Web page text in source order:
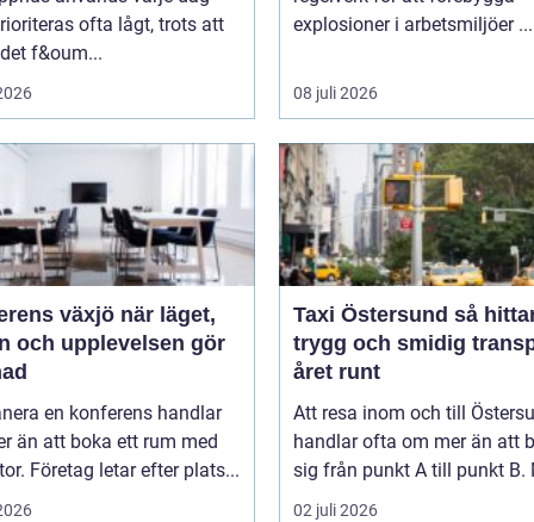
ofta lågt, trots att
f&oum...
explosioner i arbetsmiljöer ...
08 juli 2026
växjö när läget,
och upplevelsen gör
en konferens handlar
än att boka ett rum med
Företag letar efter plats...
Taxi Östersund så hittar du
trygg och smidig
året runt
Att resa inom och till
handlar ofta om mer än att
sig från punkt A till punkt B.
02 juli 2026